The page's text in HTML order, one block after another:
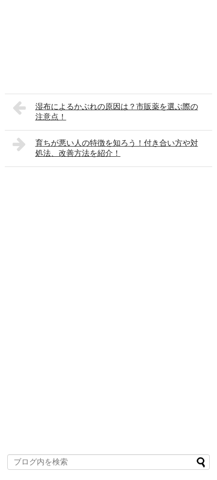
湿布によるかぶれの原因は？市販薬を選ぶ際の
注意点！
育ちが悪い人の特徴を知ろう！付き合い方や対
処法、改善方法を紹介！